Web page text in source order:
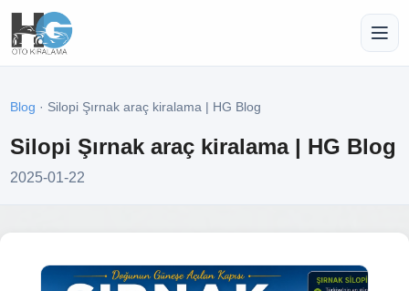
Blog · Silopi Şırnak araç kiralama | HG Blog
Silopi Şırnak araç kiralama | HG Blog
2025-01-22